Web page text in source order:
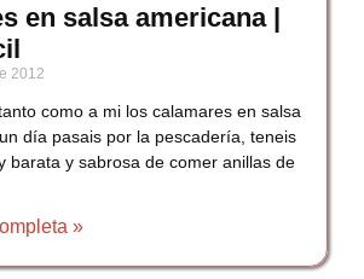
en salsa americana |
2012
como a mi los calamares en salsa
día pasais por la pescadería, teneis
barata y sabrosa de comer anillas de
»